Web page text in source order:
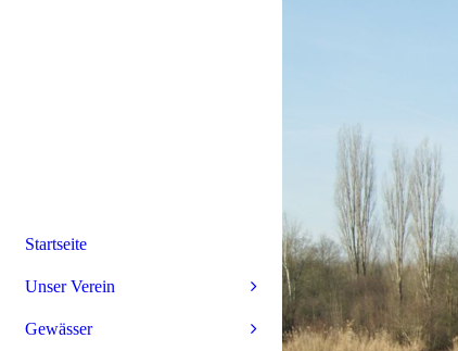
Startseite
Unser Verein
Gewässer